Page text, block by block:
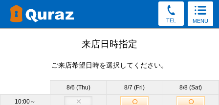
TEL MENU
見学予約
キャンセルOK）
お電話でもご質問・ご来店予約を承っております。
来店日時指定
ご来店希望日時を選択してください。
8/6 (Thu) 8/7 (Fri) 8/8 (Sat)
10:00～